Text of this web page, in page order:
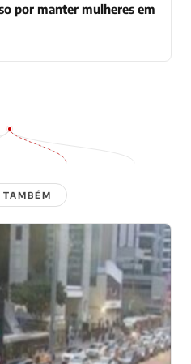
por manter mulheres em